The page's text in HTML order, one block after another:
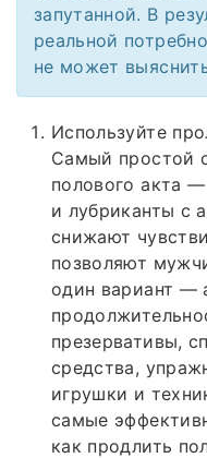
запутанной. В
реальной
не может
Используйте
Самый простой
полового акта
и лубриканты с
снижают
позволяют
один вариант —
презервативы,
средства,
игрушки и
самые
как продлить